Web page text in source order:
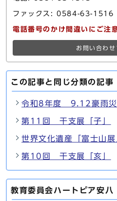
ファックス: 0584-63-1516
電話番号のかけ間違いにご注
お問い合わせ
この記事と同じ分類の記事
令和8年度 9.12豪雨災
第11回 干支展「子」
世界文化遺産「富士山展
第10回 干支展「亥」
教育委員会ハートピア安八